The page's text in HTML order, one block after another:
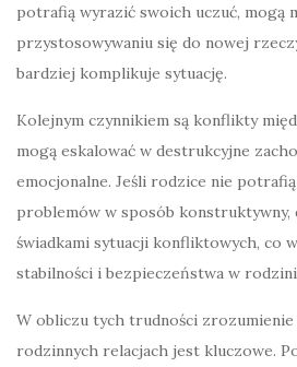
potrafią wyrazić swoich uczuć, mogą
przystosowywaniu się do nowej
bardziej komplikuje sytuację.
Kolejnym czynnikiem są konflikty
mogą eskalować w destrukcyjne
emocjonalne. Jeśli rodzice nie
problemów w sposób konstruktywny,
świadkami sytuacji konfliktowych, co
stabilności i bezpieczeństwa w
W obliczu tych trudności
rodzinnych relacjach jest kluczowe.